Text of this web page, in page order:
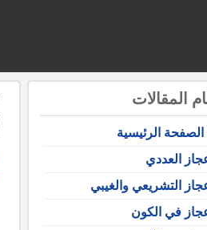
المقالات
الصفحة الرئيسية
العددي
التشريعي والغيبي
في الكون